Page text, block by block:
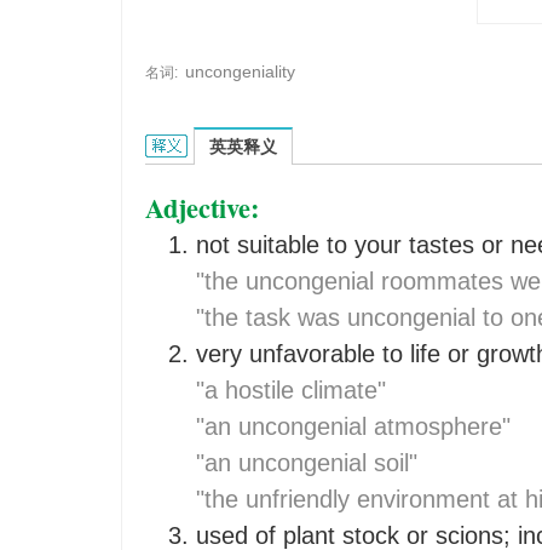
名词: uncongeniality
uncongenial的英文翻译是什么意思，词典释义与在
英英释义
Adjective:
not suitable to your tastes or
"the uncongenial roommates
"the task was uncongenial to
very unfavorable to life or
"a hostile climate"
"an uncongenial atmosphere"
"an uncongenial soil"
"the unfriendly environment at
used of plant stock or scions;